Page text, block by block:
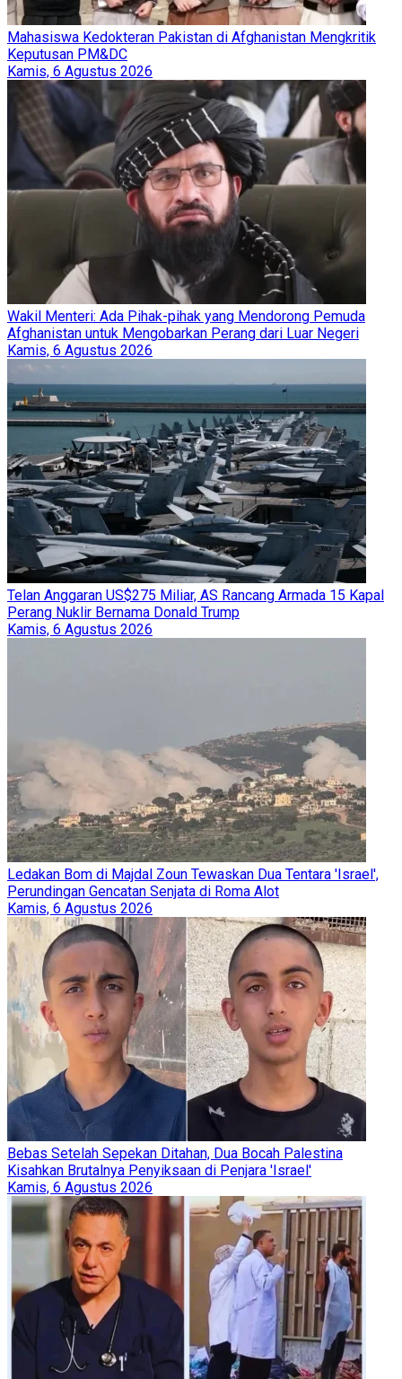
Mahasiswa Kedokteran Pakistan di Afghanistan Mengkritik
Keputusan PM&DC
Kamis, 6 Agustus 2026
Wakil Menteri: Ada Pihak-pihak yang Mendorong Pemuda
Afghanistan untuk Mengobarkan Perang dari Luar Negeri
Kamis, 6 Agustus 2026
Telan Anggaran US$275 Miliar, AS Rancang Armada 15 Kapal
Perang Nuklir Bernama Donald Trump
Kamis, 6 Agustus 2026
Ledakan Bom di Majdal Zoun Tewaskan Dua Tentara 'Israel',
Perundingan Gencatan Senjata di Roma Alot
Kamis, 6 Agustus 2026
Bebas Setelah Sepekan Ditahan, Dua Bocah Palestina
Kisahkan Brutalnya Penyiksaan di Penjara 'Israel'
Kamis, 6 Agustus 2026